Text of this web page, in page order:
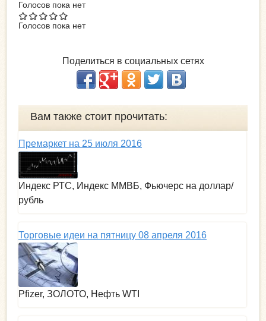
Голосов пока нет
Голосов пока нет
Поделиться в социальных сетях
Вам также стоит прочитать:
Премаркет на 25 июля 2016
Индекс РТС, Индекс ММВБ, Фьючерс на доллар/
рубль
Торговые идеи на пятницу 08 апреля 2016
Pfizer, ЗОЛОТО, Нефть WTI